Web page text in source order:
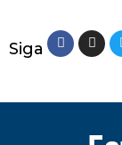
Siga